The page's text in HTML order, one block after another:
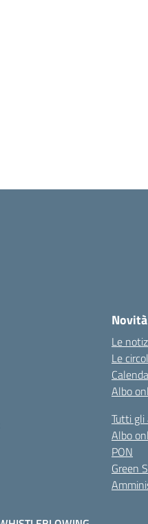
Novità
Le
Le
Albo
Tutti
Albo
PON
Green